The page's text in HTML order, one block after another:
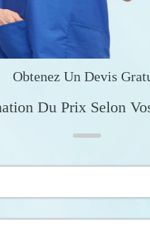
Obtenez Un Devis
Du Prix Selon